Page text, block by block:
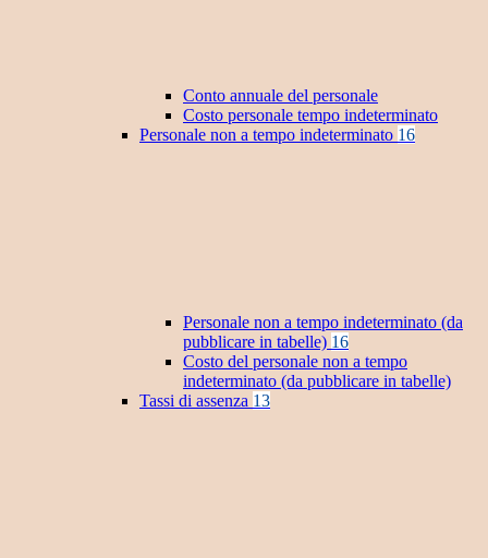
Conto annuale del personale
Costo personale tempo indeterminato
Personale non a tempo indeterminato 16
Personale non a tempo indeterminato (da
pubblicare in tabelle) 16
Costo del personale non a tempo
indeterminato (da pubblicare in tabelle)
Tassi di assenza 13